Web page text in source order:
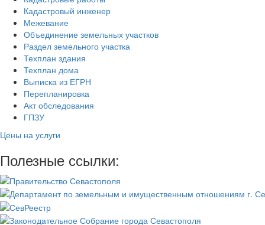
Кадастровый инженер
Межевание
Объединение земельных участков
Раздел земельного участка
Техплан здания
Техплан дома
Выписка из ЕГРН
Перепланировка
Акт обследования
ГПЗУ
Цены на услуги
Полезные ссылки: